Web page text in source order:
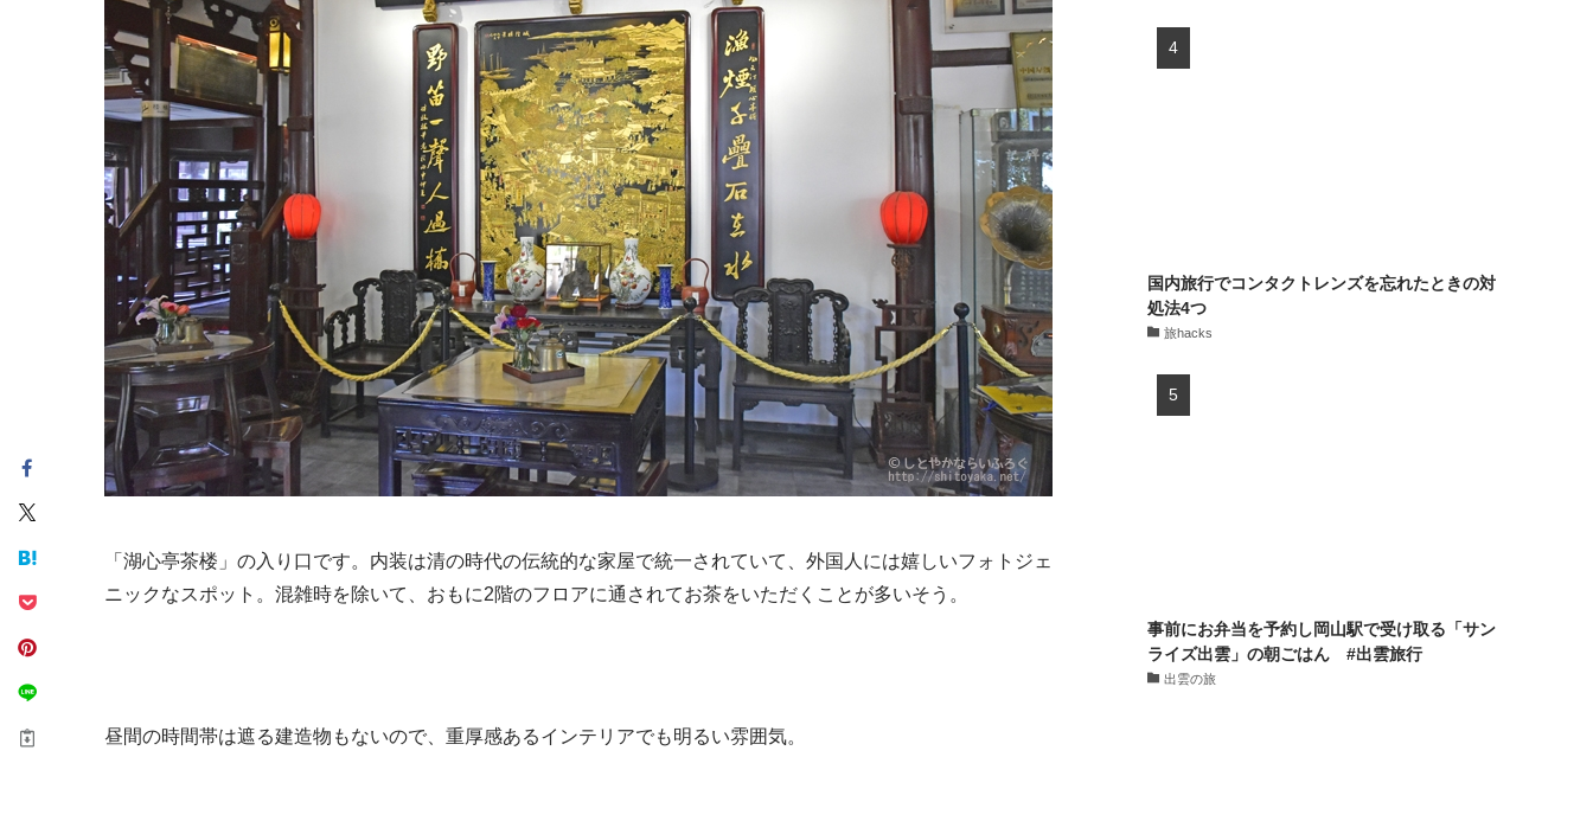
「湖心亭茶楼」の入り口です。内装は清の時代の伝統的な家屋で統一されていて、外国人には嬉しいフォトジェ
ニックなスポット。混雑時を除いて、おもに2階のフロアに通されてお茶をいただくことが多いそう。
昼間の時間帯は遮る建造物もないので、重厚感あるインテリアでも明るい雰囲気。
国内旅行でコンタクトレンズを忘れたときの対
処法4つ
旅hacks
事前にお弁当を予約し岡山駅で受け取る「サン
ライズ出雲」の朝ごはん #出雲旅行
出雲の旅